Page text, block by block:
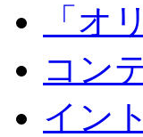
「オ
コン
イン